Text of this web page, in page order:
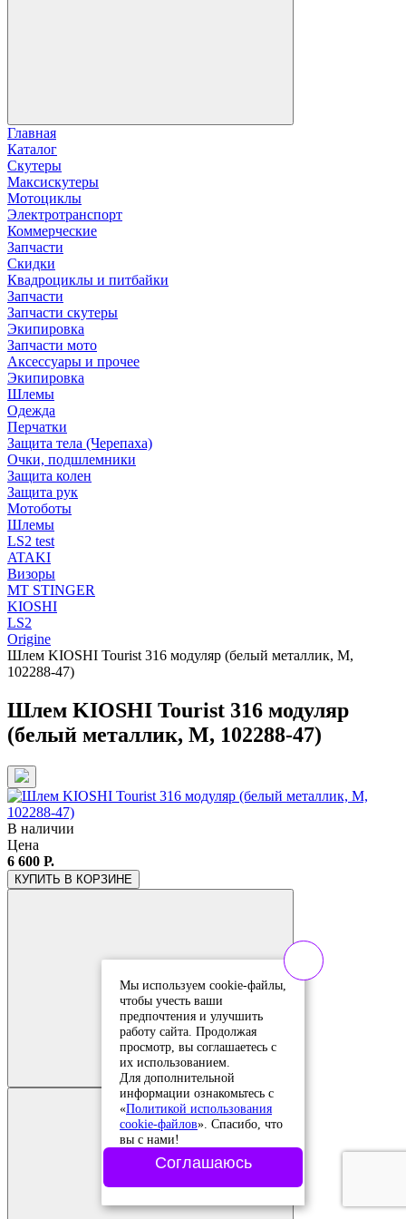
Главная
Каталог
Скутеры
Максискутеры
Мотоциклы
Электротранспорт
Коммерческие
Запчасти
Скидки
Квадроциклы и питбайки
Запчасти
Запчасти скутеры
Экипировка
Запчасти мото
Аксессуары и прочее
Экипировка
Шлемы
Одежда
Перчатки
Защита тела (Черепаха)
Очки, подшлемники
Защита колен
Защита рук
Мотоботы
Шлемы
LS2 test
ATAKI
Визоры
MT STINGER
KIOSHI
LS2
Origine
Шлем KIOSHI Tourist 316 модуляр (белый металлик, M,
102288-47)
Шлем KIOSHI Tourist 316 модуляр
(белый металлик, M, 102288-47)
В наличии
Цена
6 600 Р.
КУПИТЬ В КОРЗИНЕ
Добавить в
сравнение
Добавлено в
сравнение
Мы используем cookie-файлы,
чтобы учесть ваши
предпочтения и улучшить
работу сайта. Продолжая
просмотр, вы соглашаетесь с
их использованием.
Для дополнительной
информации ознакомьтесь с
«Политикой использования
cookie-файлов». Спасибо, что
вы с нами!
Соглашаюсь